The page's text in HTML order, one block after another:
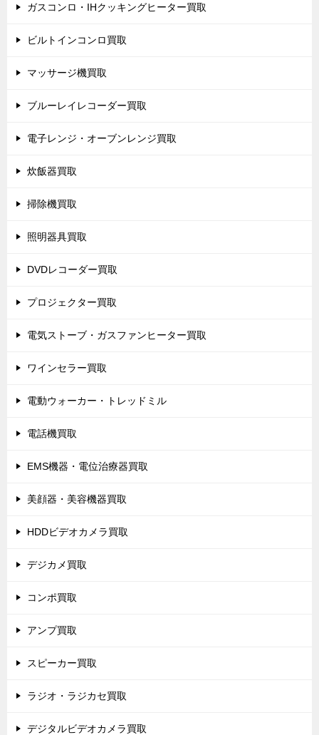
ガスコンロ・IHクッキングヒーター買取
ビルトインコンロ買取
マッサージ機買取
ブルーレイレコーダー買取
電子レンジ・オーブンレンジ買取
炊飯器買取
掃除機買取
照明器具買取
DVDレコーダー買取
プロジェクター買取
電気ストーブ・ガスファンヒーター買取
ワインセラー買取
電動ウォーカー・トレッドミル
電話機買取
EMS機器・電位治療器買取
美顔器・美容機器買取
HDDビデオカメラ買取
デジカメ買取
コンポ買取
アンプ買取
スピーカー買取
ラジオ・ラジカセ買取
デジタルビデオカメラ買取